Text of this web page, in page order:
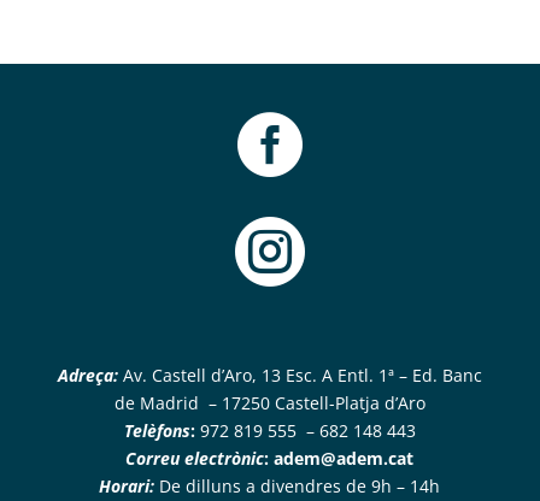


Adreça:Av. Castell d’Aro, 13 Esc. A Entl. 1ª – Ed. Banc
de Madrid – 17250 Castell-Platja d’Aro
Telèfons:972 819 555 – 682 148 443
Correu electrònic:adem@adem.cat
Horari: De dilluns a divendres de 9h – 14h